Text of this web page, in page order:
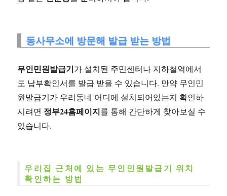
동사무소에 방문해 발급 받는 방법
무인민원발급기가 설치된 주민센터나 지하철역에서
도 납부확인서를 발급 받을 수 있습니다. 만약 무인민
원발급기가 우리동네 어디에 설치되어있는지 확인하
시려면 정부24홈페이지를 통해 간단하게 찾아보실 수
있습니다.
우리집 근처에 있는 무인민원발급기 위치
확인하는 방법